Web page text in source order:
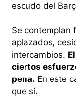
escudo del
Se contemplan
aplazados,
intercambios.
ciertos
pena. En este
que sí.